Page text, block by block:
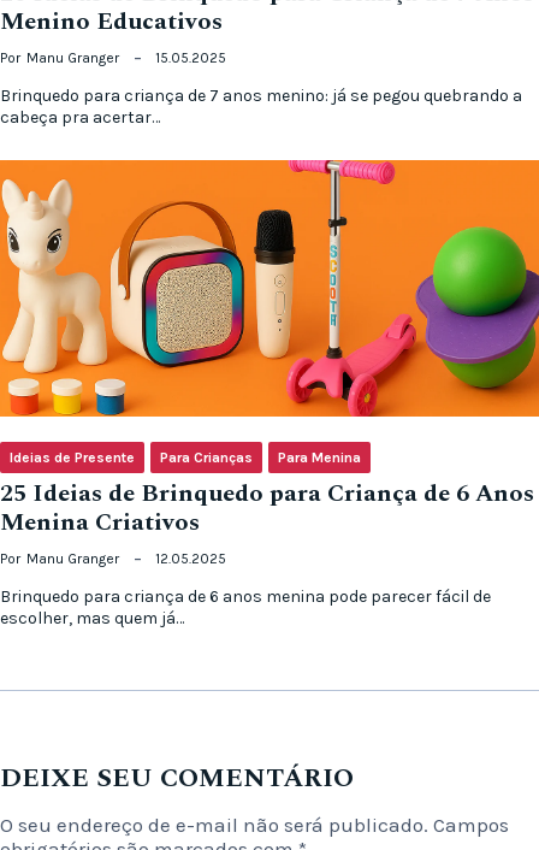
Menino Educativos
Por Manu Granger 15.05.2025
Brinquedo para criança de 7 anos menino: já se pegou quebrando a
cabeça pra acertar…
Ideias de Presente Para Crianças Para Menina
25 Ideias de Brinquedo para Criança de 6 Anos
Menina Criativos
Por Manu Granger 12.05.2025
Brinquedo para criança de 6 anos menina pode parecer fácil de
escolher, mas quem já…
DEIXE SEU COMENTÁRIO
O seu endereço de e-mail não será publicado. Campos